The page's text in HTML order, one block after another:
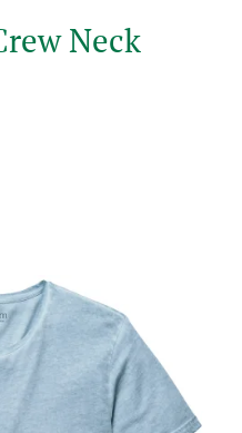
Neck